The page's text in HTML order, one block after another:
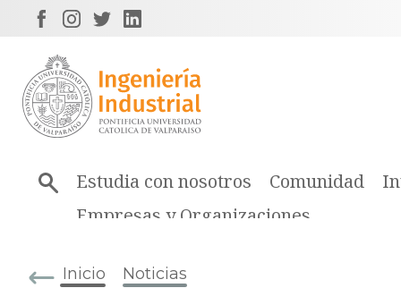
Estudia con nosotros Comunidad
Empresas y Organizaciones
Inicio Noticias